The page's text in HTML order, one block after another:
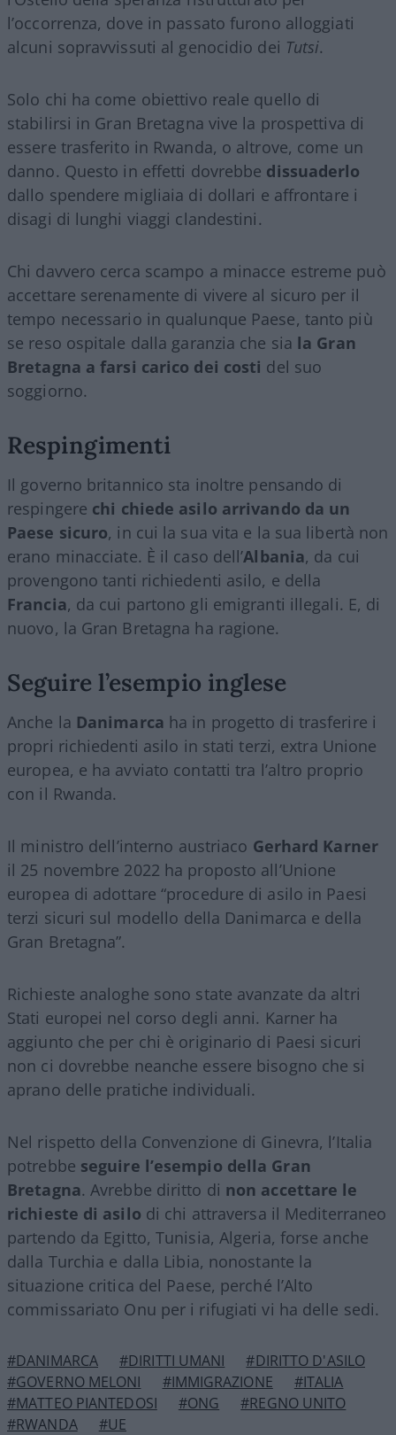
l’occorrenza, dove in passato furono alloggiati
alcuni sopravvissuti al genocidio dei Tutsi.
Solo chi ha come obiettivo reale quello di
stabilirsi in Gran Bretagna vive la prospettiva di
essere trasferito in Rwanda, o altrove, come un
danno. Questo in effetti dovrebbe dissuaderlo
dallo spendere migliaia di dollari e affrontare i
disagi di lunghi viaggi clandestini.
Chi davvero cerca scampo a minacce estreme può
accettare serenamente di vivere al sicuro per il
tempo necessario in qualunque Paese, tanto più
se reso ospitale dalla garanzia che sia la Gran
Bretagna a farsi carico dei costi del suo
soggiorno.
Respingimenti
Il governo britannico sta inoltre pensando di
respingere chi chiede asilo arrivando da un
Paese sicuro, in cui la sua vita e la sua libertà non
erano minacciate. È il caso dell’Albania, da cui
provengono tanti richiedenti asilo, e della
Francia, da cui partono gli emigranti illegali. E, di
nuovo, la Gran Bretagna ha ragione.
Seguire l’esempio inglese
Anche la Danimarca ha in progetto di trasferire i
propri richiedenti asilo in stati terzi, extra Unione
europea, e ha avviato contatti tra l’altro proprio
con il Rwanda.
Il ministro dell’interno austriaco Gerhard Karner
il 25 novembre 2022 ha proposto all’Unione
europea di adottare “procedure di asilo in Paesi
terzi sicuri sul modello della Danimarca e della
Gran Bretagna”.
Richieste analoghe sono state avanzate da altri
Stati europei nel corso degli anni. Karner ha
aggiunto che per chi è originario di Paesi sicuri
non ci dovrebbe neanche essere bisogno che si
aprano delle pratiche individuali.
Nel rispetto della Convenzione di Ginevra, l’Italia
potrebbe seguire l’esempio della Gran
Bretagna. Avrebbe diritto di non accettare le
richieste di asilo di chi attraversa il Mediterraneo
partendo da Egitto, Tunisia, Algeria, forse anche
dalla Turchia e dalla Libia, nonostante la
situazione critica del Paese, perché l’Alto
commissariato Onu per i rifugiati vi ha delle sedi.
#DANIMARCA #DIRITTI UMANI
#DIRITTO D'ASILO
#GOVERNO MELONI
#IMMIGRAZIONE
#ITALIA
#MATTEO PIANTEDOSI
#ONG
#REGNO UNITO
#RWANDA
#UE